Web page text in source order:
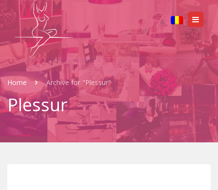
Home Archive for "Plessur"
Plessur